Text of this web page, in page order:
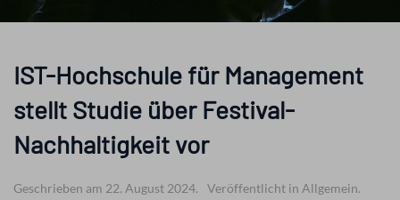
IST-Hochschule für Management
stellt Studie über Festival-
Nachhaltigkeit vor
Geschrieben am 22. August 2024. Veröffentlicht in Allgemein.